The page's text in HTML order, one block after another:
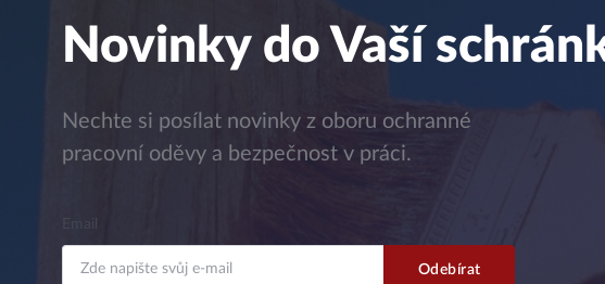
Novinky do Vaší
Nechte si posílat novinky z oboru ochranné
pracovní oděvy a bezpečnost v práci.